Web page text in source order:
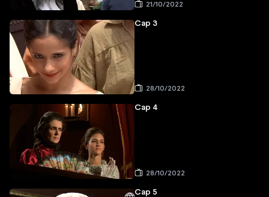
21/10/2022
Cap 3
28/10/2022
Cap 4
28/10/2022
Cap 5